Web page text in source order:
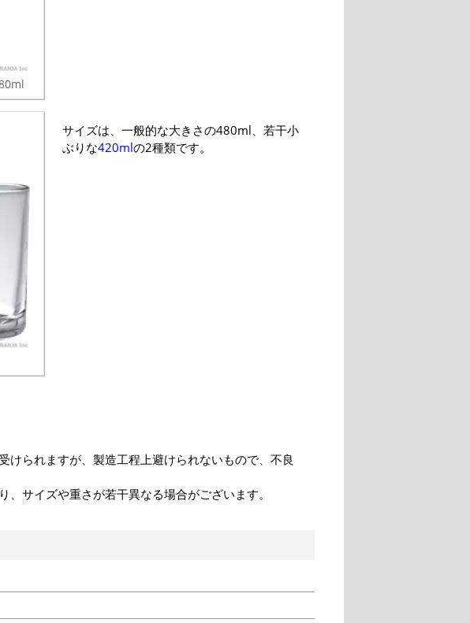
サイズは、一般的な大きさの480ml、若干小
ぶりな420mlの2種類です。
けられますが、製造工程上避けられないもので、不良
サイズや重さが若干異なる場合がございます。